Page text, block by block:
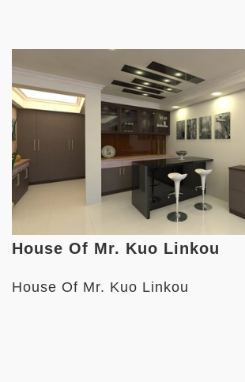
House Of Mr. Kuo Linkou
House Of Mr. Kuo Linkou